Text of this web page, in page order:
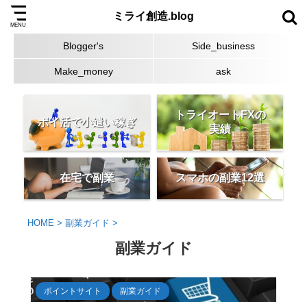
ミライ創造.blog
Blogger's Side_business
Make_money ask
ポイ活で小遣い稼ぎ
トライオートFXの
実績
在宅で副業 スマホの副業12選
HOME > 副業ガイド >
副業ガイド
ポイントサイト 副業ガイド